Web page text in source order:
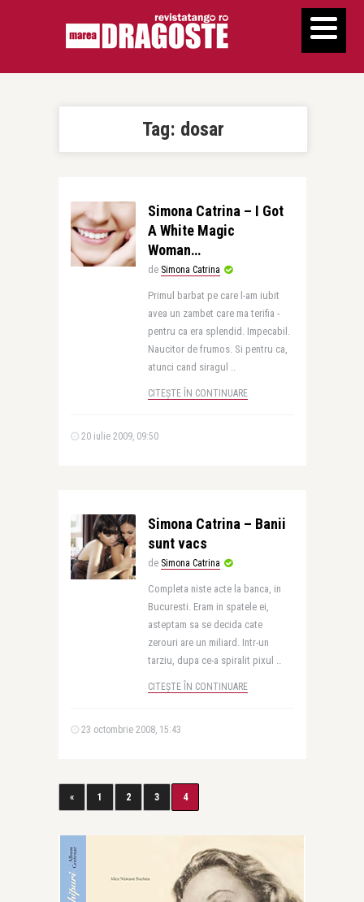
Tag: dosar
Simona Catrina – I Got
A White Magic
Woman…
de Simona Catrina
Primul barbat pe care l-am iubit
avea un zambet care ma terifia -
pentru ca era splendid. Impecabil.
Naucitor de frumos. Si pentru ca,
atunci cand siragul ..
CITEȘTE ÎN CONTINUARE
20 iulie 2009, 09:50
Simona Catrina – Banii
sunt vacs
de Simona Catrina
Completa niste acte la banca, in
Bucuresti. Eram in spatele ei,
asteptam sa se decida cate
zerouri are un miliard. Intr-un
tarziu, dupa ce-a spiralit pixul ..
CITEȘTE ÎN CONTINUARE
23 octombrie 2008, 15:43
« 1 2 3 4